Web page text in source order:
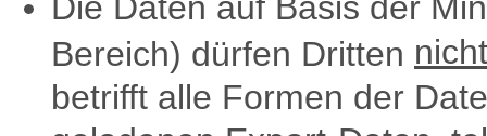
Bereich) dürfen Dritten nicht
betrifft alle Formen der